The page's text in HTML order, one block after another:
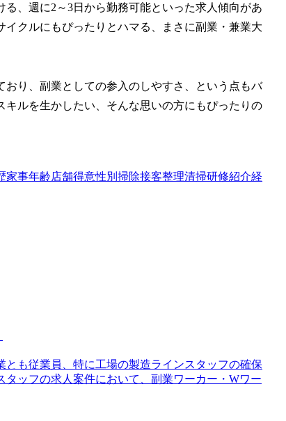
、週に2～3日から勤務可能といった求人傾向があ
クルにもぴったりとハマる、まさに副業・兼業大
り、副業としての参入のしやすさ、という点もバ
ルを生かしたい、そんな思いの方にもぴったりの
家事年齢店舗得意性別 掃除接客整理清掃研修紹介経
も従業員、特に工場の製造ラインスタッフの確保
ッフの求人案件において、副業ワーカー・Wワー